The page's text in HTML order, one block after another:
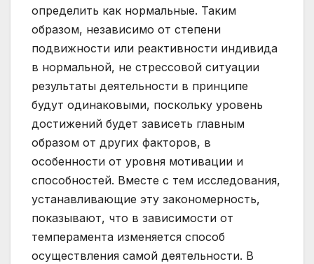
определить как нормальные. Таким
образом, независимо от степени
подвижности или реактивности индивида
в нормальной, не стрессовой ситуации
результаты деятельности в принципе
будут одинаковыми, поскольку уровень
достижений будет зависеть главным
образом от других факторов, в
особенности от уровня мотивации и
способностей. Вместе с тем исследования,
устанавливающие эту закономерность,
показывают, что в зависимости от
темперамента изменяется способ
осуществления самой деятельности. В